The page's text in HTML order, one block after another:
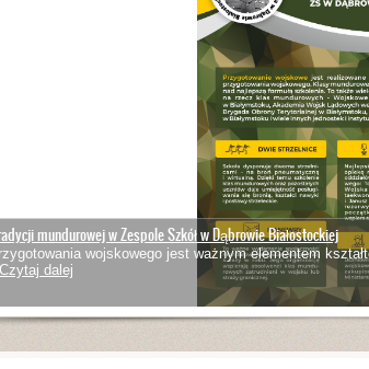
mundurowej w Zespole Szkół w Dąbrowie Białostockiej
wojskowego jest ważnym elementem
Czytaj dalej